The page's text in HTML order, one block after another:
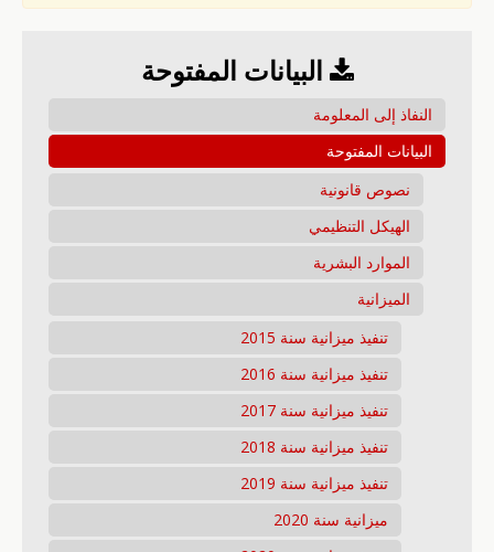
البيانات المفتوحة
النفاذ إلى المعلومة
البيانات المفتوحة
نصوص قانونية
الهيكل التنظيمي
الموارد البشرية
الميزانية
تنفيذ ميزانية سنة 2015
تنفيذ ميزانية سنة 2016
تنفيذ ميزانية سنة 2017
تنفيذ ميزانية سنة 2018
تنفيذ ميزانية سنة 2019
ميزانية سنة 2020